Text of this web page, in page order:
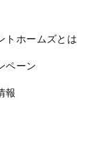
トホームズとは
ペーン
報